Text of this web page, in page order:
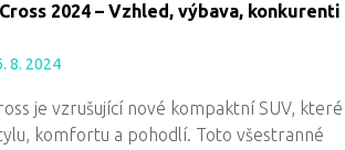
2024 – Vzhled, výbava, konkurenti
8. 2024
je vzrušující nové kompaktní SUV, které
komfortu a pohodlí. Toto všestranné